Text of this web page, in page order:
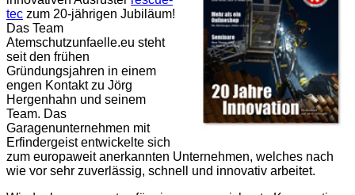
tec zum 20-jährigen Jubiläum!
Das Team
Atemschutzunfaelle.eu steht
seit den frühen
Gründungsjahren in einem
engen Kontakt zu Jörg
Hergenhahn und seinem
Team. Das
Garagenunternehmen mit
Erfindergeist entwickelte sich
zum europaweit anerkannten Unternehmen, welches nach
wie vor sehr zuverlässig, schnell und innovativ arbeitet.